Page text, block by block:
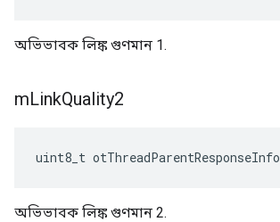
অভিভাবক লিঙ্ক গুণমান 1.
mLinkQuality2
uint8_t otThreadParentResponseInfo
অভিভাবক লিঙ্ক গুণমান 2.